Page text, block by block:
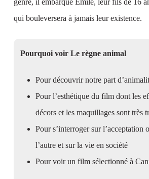
genre, il embarque Émile, leur fils de 16
qui bouleversera à jamais leur existence.
Pourquoi voir Le règne animal
Pour découvrir notre part
Pour l’esthétique du film dont les
décors et les maquillages sont très
Pour s’interroger sur l’acceptation
l’autre et sur la vie en société
Pour voir un film sélectionné à